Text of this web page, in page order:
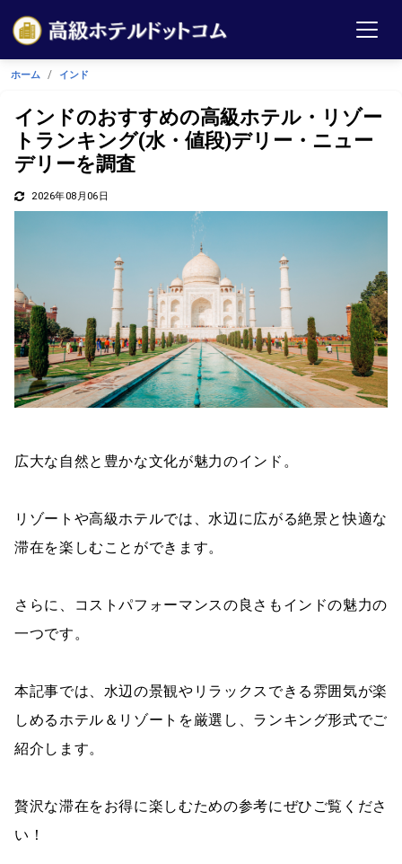
ホーム インド
インドのおすすめの高級ホテル・リゾー
トランキング(水・値段)デリー・ニュー
デリーを調査
2026年08月06日
広大な自然と豊かな文化が魅力のインド。
リゾートや高級ホテルでは、水辺に広がる絶景と快適な
滞在を楽しむことができます。
さらに、コストパフォーマンスの良さもインドの魅力の
一つです。
本記事では、水辺の景観やリラックスできる雰囲気が楽
しめるホテル＆リゾートを厳選し、ランキング形式でご
紹介します。
贅沢な滞在をお得に楽しむための参考にぜひご覧くださ
い！